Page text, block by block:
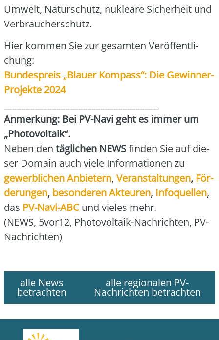
Umwelt, Natur­schutz, nuklea­re Sicher­heit und
Ver­brau­cher­schutz.
Hier kom­men Sie zur gesam­ten Ver­öf­fent­li­
chung:
Bun­des­preis „Blau­er Kom­pass“: Die Gewin­ner-
Pro­jek­te 2024
Anmer­kung: Bei PV-Navi geht es immer um
„Pho­to­vol­ta­ik“.
Neben den täg­li­chen NEWSfin­den Sie auf die­
ser Domain auch vie­le Infor­ma­tio­nen zu
gewerb­li­chen Anbie­tern, Ver­an­stal­tun­gen, För­
de­run­gen, beson­de­ren Akteu­ren, Info­quel­len,
das PV-Navi-ABC und vie­les mehr.
(NEWS, 5vor12, Pho­to­vol­ta­ik-Nach­rich­ten, PV-
Nach­rich­ten)
alle News
betrachten
alle regionalen PV-
Nachrichten betrachten